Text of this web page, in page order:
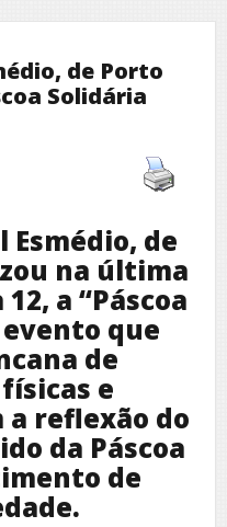
de Porto
Solidária
Esmédio, de
na última
a “Páscoa
que
de
e
reflexão do
da Páscoa
de